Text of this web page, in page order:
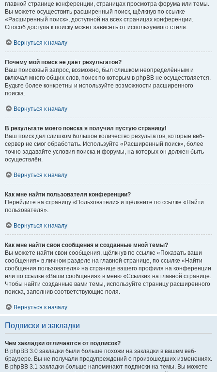
главной странице конференции, страницах просмотра форума или темы.
Вы можете осуществить расширенный поиск, щёлкнув по ссылке
«Расширенный поиск», доступной на всех страницах конференции.
Способ доступа к поиску может зависеть от используемого стиля.
Вернуться к началу
Почему мой поиск не даёт результатов?
Ваш поисковый запрос, возможно, был слишком неопределённым и
включал много общих слов, поиск по которым в phpBB не осуществляется.
Будьте более конкретны и используйте возможности расширенного
поиска.
Вернуться к началу
В результате моего поиска я получил пустую страницу!
Ваш поиск дал слишком большое количество результатов, которые веб-
сервер не смог обработать. Используйте «Расширенный поиск», более
точно задавайте условия поиска и форумы, на которых он должен быть
осуществлён.
Вернуться к началу
Как мне найти пользователя конференции?
Перейдите на страницу «Пользователи» и щёлкните по ссылке «Найти
пользователя».
Вернуться к началу
Как мне найти свои сообщения и созданные мной темы?
Вы можете найти свои сообщения, щёлкнув по ссылке «Показать ваши
сообщения» в личном разделе на главной странице, по ссылке «Найти
сообщения пользователя» на странице вашего профиля на конференции
или по ссылке «Ваши сообщения» в меню «Ссылки» на главной странице.
Чтобы найти созданные вами темы, используйте страницу расширенного
поиска, заполнив соответствующие поля.
Вернуться к началу
Подписки и закладки
Чем закладки отличаются от подписок?
В phpBB 3.0 закладки были больше похожи на закладки в вашем веб-
браузере. Вы не получали предупреждений о произошедших изменениях.
В phpBB 3.1 закладки больше напоминают подписки на темы. Вы можете